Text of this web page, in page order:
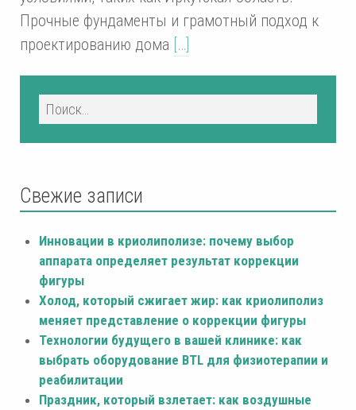
Прочные фундаменты и грамотный подход к
проектированию дома […]
Свежие записи
Инновации в криолиполизе: почему выбор
аппарата определяет результат коррекции
фигуры
Холод, который сжигает жир: как криолиполиз
меняет представление о коррекции фигуры
Технологии будущего в вашей клинике: как
выбрать оборудование BTL для физиотерапии и
реабилитации
Праздник, который взлетает: как воздушные